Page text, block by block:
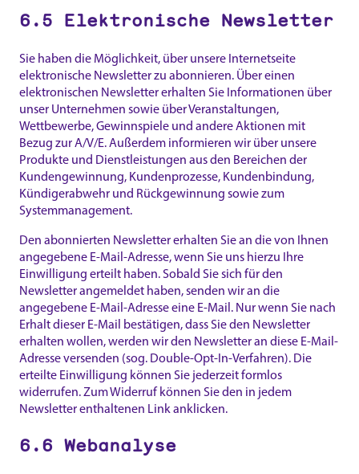
6.5 Elektronische Newsletter
Sie haben die Möglichkeit, über unsere Internetseite
elektronische Newsletter zu abonnieren. Über einen
elektronischen Newsletter erhalten Sie Informationen über
unser Unternehmen sowie über Veranstaltungen,
Wettbewerbe, Gewinnspiele und andere Aktionen mit
Bezug zur A/V/E. Außerdem informieren wir über unsere
Produkte und Dienstleistungen aus den Bereichen der
Kundengewinnung, Kundenprozesse, Kundenbindung,
Kündigerabwehr und Rückgewinnung sowie zum
Systemmanagement.
Den abonnierten Newsletter erhalten Sie an die von Ihnen
angegebene E-Mail-Adresse, wenn Sie uns hierzu Ihre
Einwilligung erteilt haben. Sobald Sie sich für den
Newsletter angemeldet haben, senden wir an die
angegebene E-Mail-Adresse eine E-Mail. Nur wenn Sie nach
Erhalt dieser E-Mail bestätigen, dass Sie den Newsletter
erhalten wollen, werden wir den Newsletter an diese E-Mail-
Adresse versenden (sog. Double-Opt-In-Verfahren). Die
erteilte Einwilligung können Sie jederzeit formlos
widerrufen. Zum Widerruf können Sie den in jedem
Newsletter enthaltenen Link anklicken.
6.6 Webanalyse